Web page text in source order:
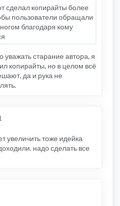
сделал копирайты более
пользователи обращали
благодаря кому
уважать старание автора, я
копирайты, но в целом всё
да и рука не
увеличить тоже идейка
надо сделать все